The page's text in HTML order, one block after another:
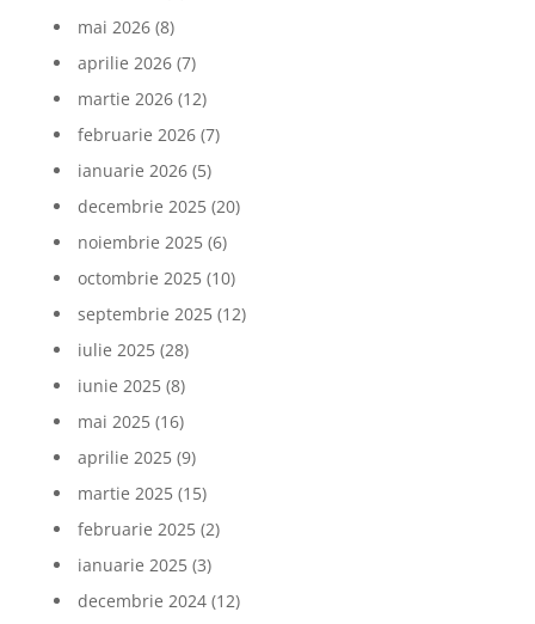
mai 2026(8)
aprilie 2026(7)
martie 2026(12)
februarie 2026(7)
ianuarie 2026(5)
decembrie 2025(20)
noiembrie 2025(6)
octombrie 2025(10)
septembrie 2025(12)
iulie 2025(28)
iunie 2025(8)
mai 2025(16)
aprilie 2025(9)
martie 2025(15)
februarie 2025(2)
ianuarie 2025(3)
decembrie 2024(12)